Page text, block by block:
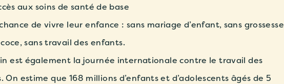
aux soins de santé de base
de vivre leur enfance : sans mariage d’enfant, sans grossesse
sans travail des enfants.
est également la journée internationale contre le travail des
On estime que 168 millions d’enfants et d’adolescents âgés de 5